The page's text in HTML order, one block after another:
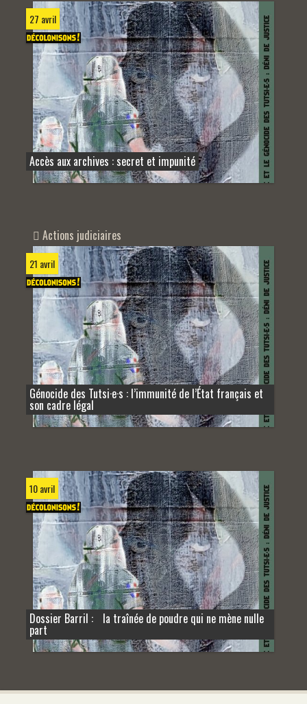
27 avril
Accès aux archives : secret et impunité
Actions judiciaires
21 avril
Génocide des Tutsi·e·s : l’immunité de l’État français et
son cadre légal
10 avril
Dossier Barril : la traînée de poudre qui ne mène nulle
part